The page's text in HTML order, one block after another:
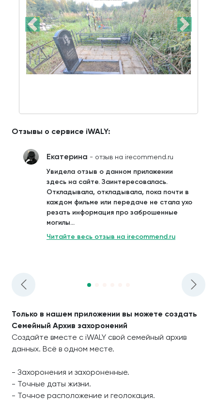
Отзывы о сервисе iWALY:
Екатерина - отзыв на irecommend.ru
Увидела отзыв о данном приложении
здесь на сайте. Заинтересовалась.
Откладывала, откладывала, пока почти в
каждом фильме или передаче не стала ухо
резать информация про заброшенные
могилы...
Читайте весь отзыв на irecommend.ru
Только в нашем приложении вы можете создать
Семейный Архив захоронений
Создайте вместе с iWALY свой семейный архив
данных. Всё в одном месте.
- Захоронения и захороненные.
- Точные даты жизни.
- Точное расположение и геолокация.